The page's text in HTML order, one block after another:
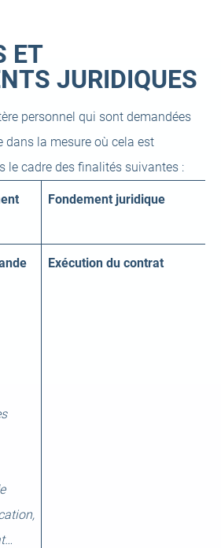
ET
JURIDIQUES
personnel qui sont demandées
dans la mesure où cela est
le cadre des finalités suivantes :
Fondement juridique
Exécution du contrat